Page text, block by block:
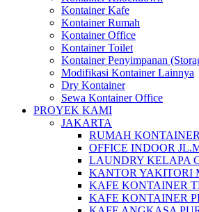
Kontainer Kafe
Kontainer Rumah
Kontainer Office
Kontainer Toilet
Kontainer Penyimpanan
Modifikasi Kontainer Lainnya
Dry Kontainer
Sewa Kontainer Office
PROYEK KAMI
JAKARTA
RUMAH
OFFICE INDOOR
LAUNDRY KELAPA
KANTOR YAKITORI
KAFE KONTAINER
KAFE KONTAINER